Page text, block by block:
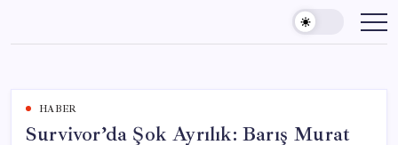
content
HABER
Survivor’da Şok Ayrılık: Barış Murat